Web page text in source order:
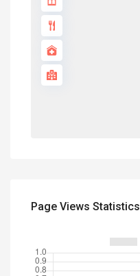
Page Views Statistics